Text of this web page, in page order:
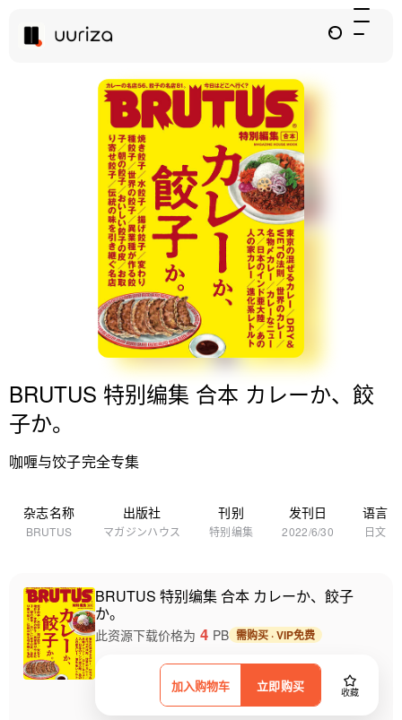
BRUTUS 特别编集 合本 カレーか、餃
子か。
咖喱与饺子完全专集
杂志名称
BRUTUS
出版社
マガジンハウス
刊别
特别编集
发刊日
2022/6/30
语言
日文
BRUTUS 特别编集 合本 カレーか、餃子
か。
加入购物车 立即购买 收藏
此资源下载价格为 4 PB 需购买 · VIP免费